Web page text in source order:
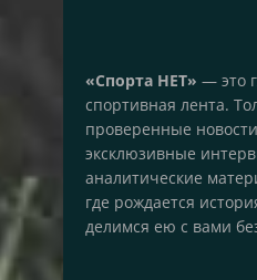
«Спорта НЕТ» — это
спортивная лента.
проверенные
эксклюзивные
аналитические
где рождается
делимся ею с вами